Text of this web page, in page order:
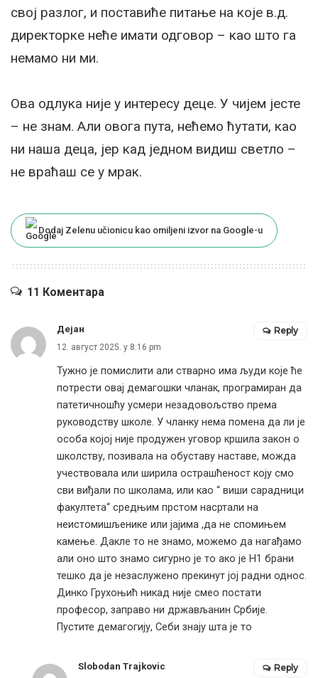
свој разлог, и поставиће питање на које в.д.
директорке неће имати одговор – као што га
немамо ни ми.
Ова одлука није у интересу деце. У чијем јесте
– не знам. Али овога пута, нећемо ћутати, као
ни наша деца, јер кад једном видиш светло –
не враћаш се у мрак.
Dodaj Zelenu učionicu kao omiljeni izvor na Google-u
11 Коментара
Дејан
12. август 2025. у 8:16 pm
Тужно је помислити али стварно има људи које ће
потрести овај демагошки чланак, програмиран да
патетичношћу усмери незадовољство према
руководству школе. У чланку нема помена да ли је
особа којој није продужен уговор кршила закон о
школству, позивала на обуставу наставе, можда
учествовала или ширила острашћеност коју смо
сви виђали по школама, или као “ виши сарадници
факултета“ средњим прстом насртали на
неистомишљенике или јајима ,да не спомињем
камење. Дакле то не знамо, можемо да нагађамо
али оно што знамо сигурно је то ако је Н1 брани
тешко да је незаслужено прекинут јој радни однос.
Динко Грухоњић никад није смео постати
професор, заправо ни држављанин Србије.
Пустите демагогију, Себи знају шта је то
Reply
Slobodan Trajkovic Reply